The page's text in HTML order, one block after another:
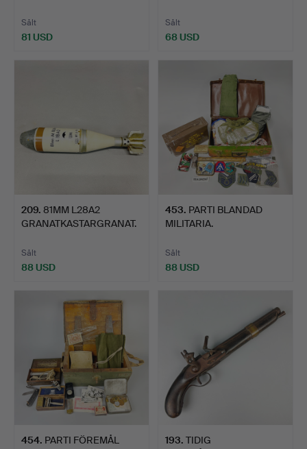
Sålt
81 USD
Sålt
68 USD
209. 81MM L28A2
GRANATKASTARGRANAT.
Sålt
88 USD
453. PARTI BLANDAD
MILITARIA.
Sålt
88 USD
454. PARTI FÖREMÅL
193. TIDIG